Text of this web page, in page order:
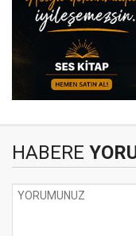
HABERE